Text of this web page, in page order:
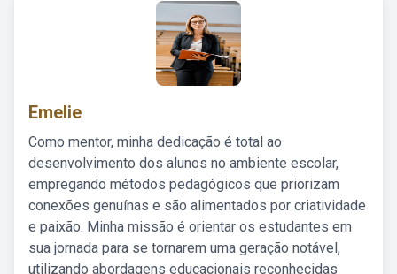
Emelie
Como mentor, minha dedicação é total ao
desenvolvimento dos alunos no ambiente escolar,
empregando métodos pedagógicos que priorizam
conexões genuínas e são alimentados por criatividade
e paixão. Minha missão é orientar os estudantes em
sua jornada para se tornarem uma geração notável,
utilizando abordagens educacionais reconhecidas